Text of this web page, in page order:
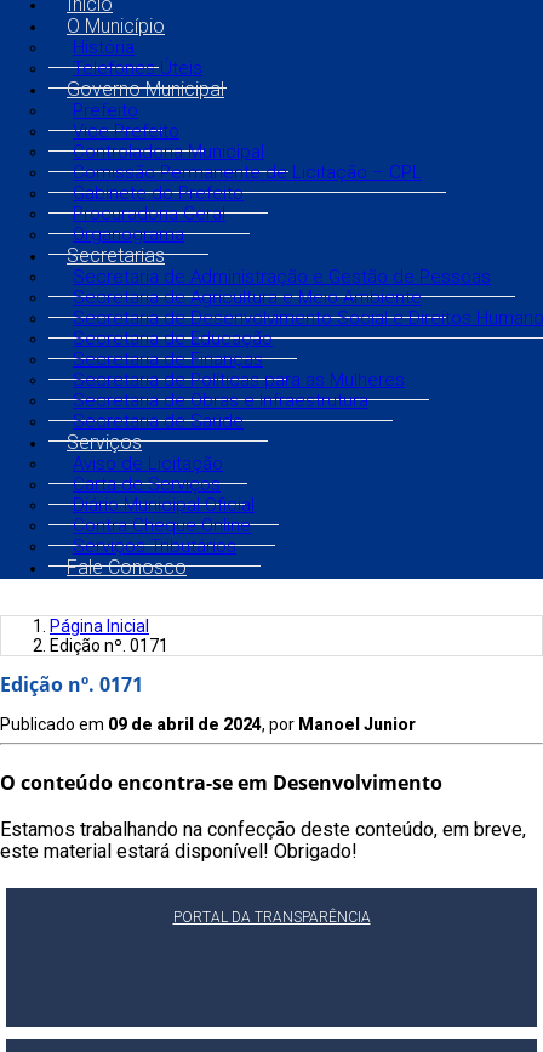
O Município
História
Telefones Úteis
Governo Municipal
Prefeito
Vice Prefeito
Controladoria Municipal
Comissão Permanente de Licitação – CPL
Gabinete do Prefeito
Procuradoria Geral
Organograma
Secretarias
Secretaria de Administração e Gestão de Pessoas
Secretaria de Agricultura e Meio Ambiente
Secretaria de Desenvolvimento Social e Direitos
Secretaria de Educação
Secretaria de Finanças
Secretaria de Políticas para as Mulheres
Secretaria de Obras e Infraestrutura
Secretaria de Saúde
Serviços
Aviso de Licitação
Carta de Serviços
Diário Municipal Oficial
Contra Cheque Online
Serviços Tributários
Fale Conosco
Página Inicial
Edição nº. 0171
Edição nº. 0171
Publicado em 09 de abril de 2024, por Manoel Junior
O conteúdo encontra-se em Desenvolvimento
Estamos trabalhando na confecção deste conteúdo, em breve,
este material estará disponível! Obrigado!
PORTAL DA TRANSPARÊNCIA